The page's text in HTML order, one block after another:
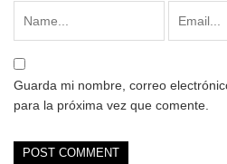
Guarda mi nombre, correo
para la próxima vez que comente.